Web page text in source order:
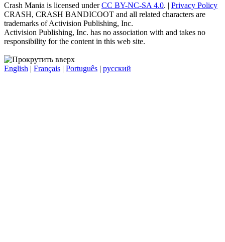
Crash Mania is licensed underCC BY-NC-SA 4.0. | Privacy Policy
CRASH, CRASH BANDICOOT and all related characters are
trademarks of Activision Publishing, Inc.
Activision Publishing, Inc. has no association with and takes no
responsibility for the content in this web site.
English | Français | Português | русский